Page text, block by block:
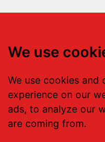
We use
We use cookies
experience on our
ads, to analyze our
are coming from.